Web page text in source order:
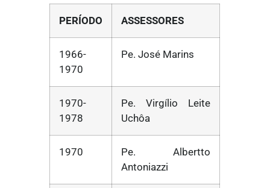
PERÍODO ASSESSORES
1966-
1970
Pe. José Marins
1970-
1978
Pe. Virgílio Leite
Uchôa
1970
Pe. Albertto
Antoniazzi